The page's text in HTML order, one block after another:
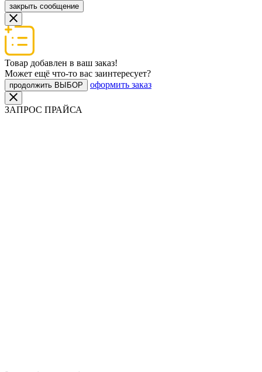
закрыть сообщение
Товар добавлен в ваш заказ!
Может ещё что-то вас заинтересует?
продолжить ВЫБОР оформить заказ
ЗАПРОС ПРАЙСА